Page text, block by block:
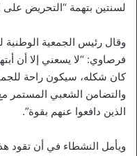
لسنتين بتهمة “التحريض على
وقال رئيس الجمعية
فرصاوي: “لا يسعني إلا أن
كان شكله، سيكون راحة
والتضامن الشعبي المستمر
الذين دافعوا عنهم بقوة”.
ويأمل النشطاء في أن تقود